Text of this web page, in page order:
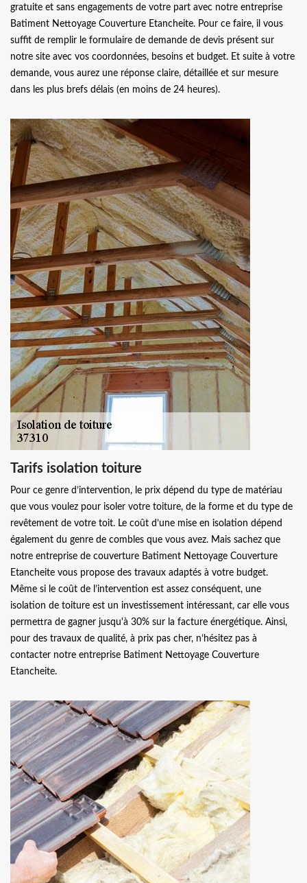
gratuite et sans engagements de votre part avec notre entreprise
Batiment Nettoyage Couverture Etancheite. Pour ce faire, il vous
suffit de remplir le formulaire de demande de devis présent sur
notre site avec vos coordonnées, besoins et budget. Et suite à votre
demande, vous aurez une réponse claire, détaillée et sur mesure
dans les plus brefs délais (en moins de 24 heures).
Tarifs isolation toiture
Pour ce genre d’intervention, le prix dépend du type de matériau
que vous voulez pour isoler votre toiture, de la forme et du type de
revêtement de votre toit. Le coût d’une mise en isolation dépend
également du genre de combles que vous avez. Mais sachez que
notre entreprise de couverture Batiment Nettoyage Couverture
Etancheite vous propose des travaux adaptés à votre budget.
Même si le coût de l’intervention est assez conséquent, une
isolation de toiture est un investissement intéressant, car elle vous
permettra de gagner jusqu'à 30% sur la facture énergétique. Ainsi,
pour des travaux de qualité, à prix pas cher, n’hésitez pas à
contacter notre entreprise Batiment Nettoyage Couverture
Etancheite.